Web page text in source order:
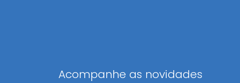
Acompanhe as novidades